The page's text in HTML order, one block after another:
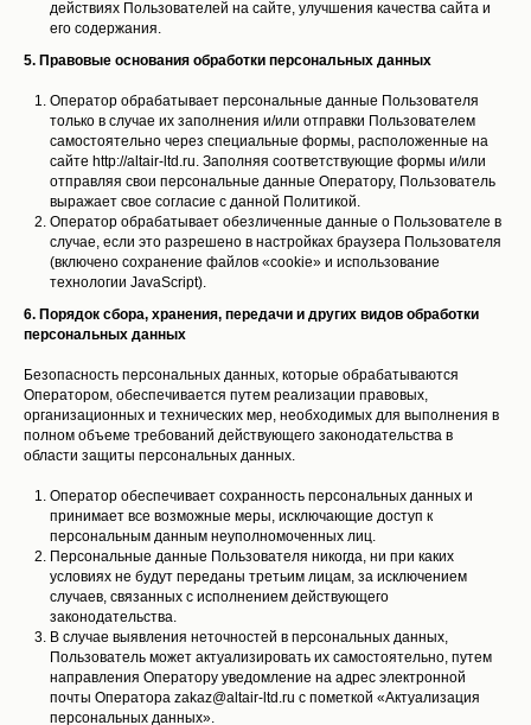
действиях Пользователей на сайте, улучшения качества сайта и
его содержания.
5. Правовые основания обработки персональных данных
Оператор обрабатывает персональные данные Пользователя
только в случае их заполнения и/или отправки Пользователем
самостоятельно через специальные формы, расположенные на
сайте http://altair-ltd.ru. Заполняя соответствующие формы и/или
отправляя свои персональные данные Оператору, Пользователь
выражает свое согласие с данной Политикой.
Оператор обрабатывает обезличенные данные о Пользователе в
случае, если это разрешено в настройках браузера Пользователя
(включено сохранение файлов «cookie» и использование
технологии JavaScript).
6. Порядок сбора, хранения, передачи и других видов обработки
персональных данных
Безопасность персональных данных, которые обрабатываются
Оператором, обеспечивается путем реализации правовых,
организационных и технических мер, необходимых для выполнения в
полном объеме требований действующего законодательства в
области защиты персональных данных.
Оператор обеспечивает сохранность персональных данных и
принимает все возможные меры, исключающие доступ к
персональным данным неуполномоченных лиц.
Персональные данные Пользователя никогда, ни при каких
условиях не будут переданы третьим лицам, за исключением
случаев, связанных с исполнением действующего
законодательства.
В случае выявления неточностей в персональных данных,
Пользователь может актуализировать их самостоятельно, путем
направления Оператору уведомление на адрес электронной
почты Оператора zakaz@altair-ltd.ru с пометкой «Актуализация
персональных данных».